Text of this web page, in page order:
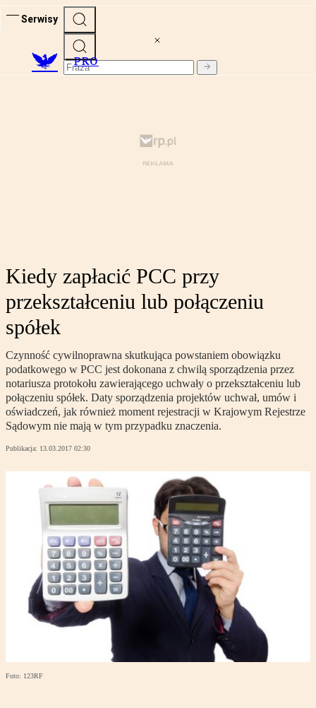
Serwisy
PRO
Kiedy zapłacić PCC przy
przekształceniu lub połączeniu
spółek
Czynność cywilnoprawna skutkująca powstaniem obowiązku
podatkowego w PCC jest dokonana z chwilą sporządzenia przez
notariusza protokołu zawierającego uchwały o przekształceniu lub
połączeniu spółek. Daty sporządzenia projektów uchwał, umów i
oświadczeń, jak również moment rejestracji w Krajowym Rejestrze
Sądowym nie mają w tym przypadku znaczenia.
Publikacja: 13.03.2017 02:30
Foto: 123RF